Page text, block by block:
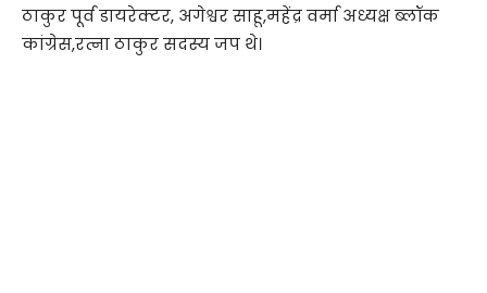
ठाकुर पूर्व डायरेक्टर, अगेश्वर साहू,महेंद्र वर्मा अध्यक्ष ब्लॉक
कांग्रेस,रत्ना ठाकुर सदस्य जप थे।